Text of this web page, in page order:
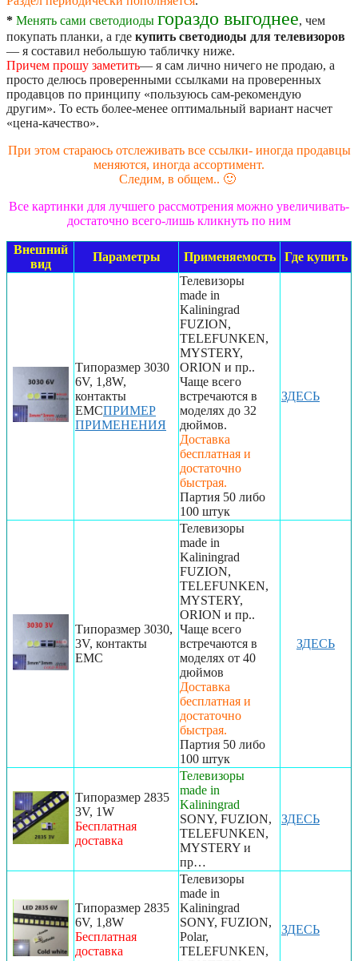
* Менять сами светодиоды гораздо выгоднее, чем
покупать планки, а где купить светодиоды для телевизоров
— я составил небольшую табличку ниже.
Причем прошу заметить— я сам лично ничего не продаю, а
просто делюсь проверенными ссылками на проверенных
продавцов по принципу «пользуюсь сам-рекомендую
другим». То есть более-менее оптимальный вариант насчет
«цена-качество».
При этом стараюсь отслеживать все ссылки- иногда продавцы
меняются, иногда ассортимент.
Следим, в общем.. 🙂
Все картинки для лучшего рассмотрения можно увеличивать-
достаточно всего-лишь кликнуть по ним
Внешний
вид
Параметры Применяемость Где купить
Типоразмер 3030
6V, 1,8W,
контакты
EMCПРИМЕР
ПРИМЕНЕНИЯ
Телевизоры
made in
Kaliningrad
FUZION,
TELEFUNKEN,
MYSTERY,
ORION и пр..
Чаще всего
встречаются в
моделях до 32
дюймов.
Доставка
бесплатная и
достаточно
быстрая.
Партия 50 либо
100 штук
ЗДЕСЬ
Типоразмер 3030,
3V, контакты
EMC
Телевизоры
made in
Kaliningrad
FUZION,
TELEFUNKEN,
MYSTERY,
ORION и пр..
Чаще всего
встречаются в
моделях от 40
дюймов
Доставка
бесплатная и
достаточно
быстрая.
Партия 50 либо
100 штук
ЗДЕСЬ
Типоразмер 2835
3V, 1W
Бесплатная
доставка
Телевизоры
made in
Kaliningrad
SONY, FUZION,
TELEFUNKEN,
MYSTERY и
пр…
ЗДЕСЬ
Типоразмер 2835
6V, 1,8W
Бесплатная
доставка
Телевизоры
made in
Kaliningrad
SONY, FUZION,
Polar,
TELEFUNKEN,
ЗДЕСЬ